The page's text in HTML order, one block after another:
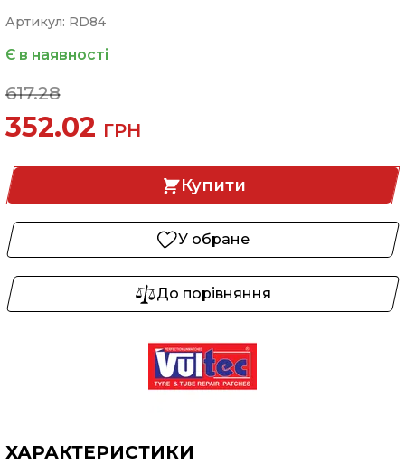
Артикул: RD84
Є в наявності
617.28
352.02 ГРН
Купити
У обране
До порівняння
ХАРАКТЕРИСТИКИ